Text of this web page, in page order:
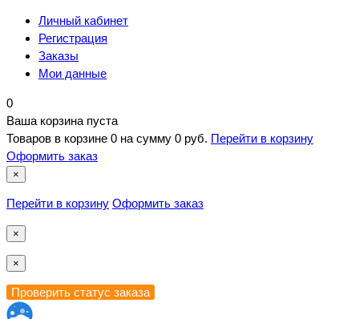
Личный кабинет
Регистрация
Заказы
Мои данные
0
Ваша корзина пуста
Товаров в корзине 0 на сумму 0 руб. Перейти в корзину
Оформить заказ
×
Перейти в корзину Оформить заказ
×
×